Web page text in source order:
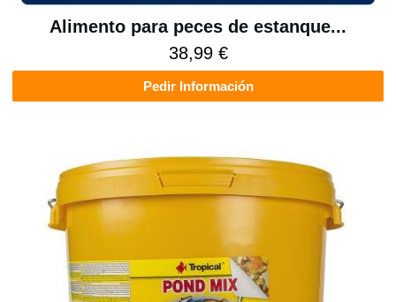
Alimento para peces de estanque...
38,99 €
Pedir Información